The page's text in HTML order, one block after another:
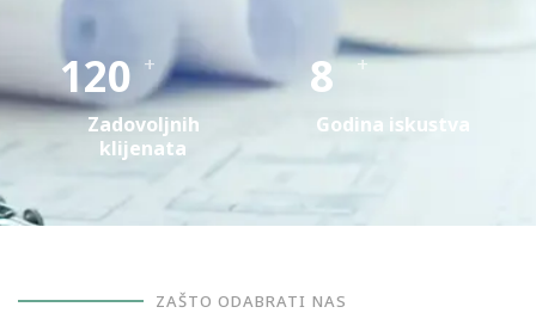
120 +
Zadovoljnih
klijenata
8 +
Godina iskustva
ZAŠTO ODABRATI NAS